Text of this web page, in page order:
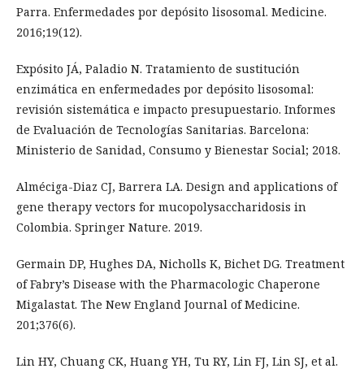
Parra. Enfermedades por depósito lisosomal. Medicine.
2016;19(12).
Expósito JÁ, Paladio N. Tratamiento de sustitución
enzimática en enfermedades por depósito lisosomal:
revisión sistemática e impacto presupuestario. Informes
de Evaluación de Tecnologías Sanitarias. Barcelona:
Ministerio de Sanidad, Consumo y Bienestar Social; 2018.
Alméciga-Diaz CJ, Barrera LA. Design and applications of
gene therapy vectors for mucopolysaccharidosis in
Colombia. Springer Nature. 2019.
Germain DP, Hughes DA, Nicholls K, Bichet DG. Treatment
of Fabry’s Disease with the Pharmacologic Chaperone
Migalastat. The New England Journal of Medicine.
201;376(6).
Lin HY, Chuang CK, Huang YH, Tu RY, Lin FJ, Lin SJ, et al.